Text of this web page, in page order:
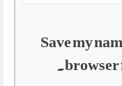
Save my
browser